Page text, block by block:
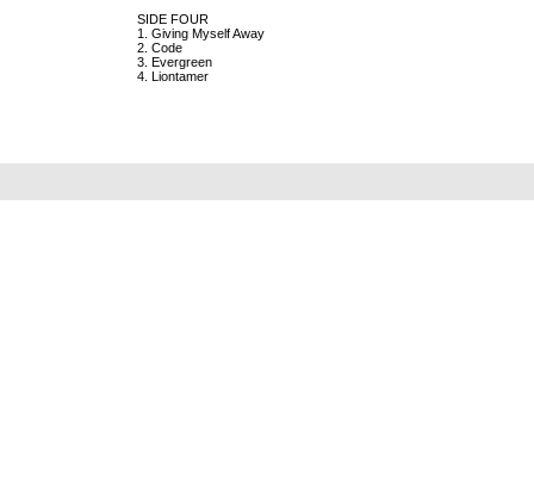
SIDE FOUR
1. Giving Myself Away
2. Code
3. Evergreen
4. Liontamer